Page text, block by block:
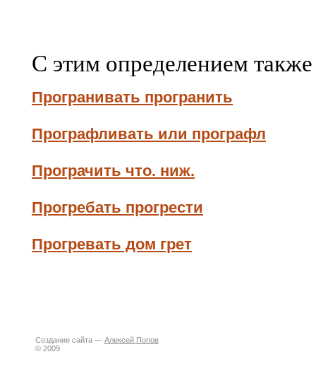
С этим определением
Програнивать програнить
Прографливать или прографл
Програчить что. ниж.
Прогребать прогрести
Прогревать дом грет
Создание сайта — Алексей Попов
© 2009